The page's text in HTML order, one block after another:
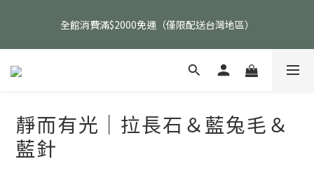
品除外）
全館消費滿$2000免運（僅限配送台灣地區）
父親節活動｜指定品項任選兩件88折（礦標｜高品水晶｜客製化商
靜而有光｜拉長石＆藍兔毛＆
藍針